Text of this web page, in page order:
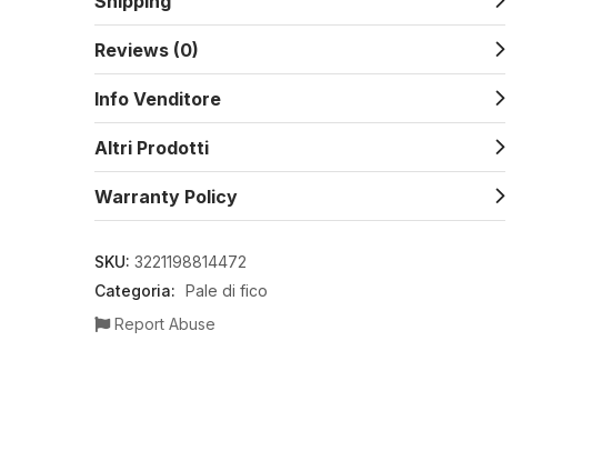
Reviews (0)
Info Venditore
Altri Prodotti
Warranty Policy
SKU: 3221198814472
Categoria: Pale di fico
Report Abuse